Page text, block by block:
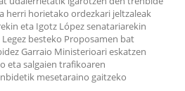
herri horietako ordezkari jeltzaleak
eta Igotz López senatariarekin
besteko Proposamen bat
Garraio Ministerioari eskatzen
eta salgaien trafikoaren
mesetaraino gaitzeko